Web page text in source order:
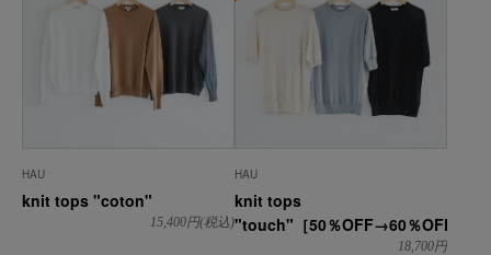
HAU
knit tops "coton"
15,400円(税込)
HAU
knit tops
"touch"［50％OFF→60％OFF］
18,700円